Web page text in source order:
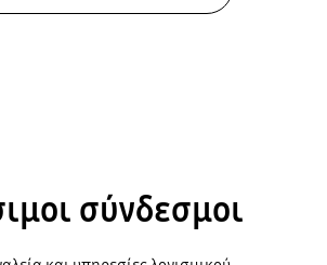
σύνδεσμοι